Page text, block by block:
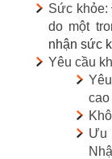
Sức
do một
nhận sức
Yêu cầu
cao
Ưu